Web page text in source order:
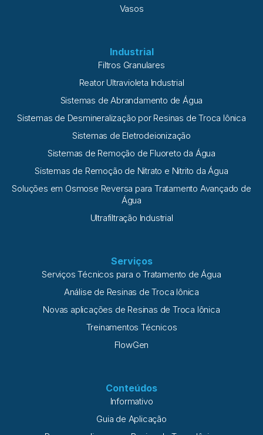
Vasos
Industrial
Filtros Granulares
Reator Ultravioleta Industrial
Sistemas de Abrandamento de Água
Sistemas de Desmineralização por Resinas de Troca Iônica
Sistemas de Eletrodeionização
Sistemas de Remoção de Fluoreto da Água
Sistemas de Remoção de Nitrato e Nitrito da Água
Soluções em Osmose Reversa para Tratamento Avançado de
Água
Ultrafiltração Industrial
Serviços
Serviços Técnicos para o Tratamento de Água
Análise de Resinas de Troca Iônica
Novas aplicações de Resinas de Troca Iônica
Treinamentos Técnicos
FlowGen
Conteúdos
Informativo
Guia de Aplicação